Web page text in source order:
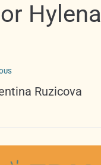
Hylena
Ruzicova